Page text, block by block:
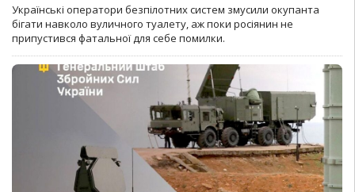
Українські оператори безпілотних систем змусили окупанта
бігати навколо вуличного туалету, аж поки росіянин не
припустився фатальної для себе помилки.